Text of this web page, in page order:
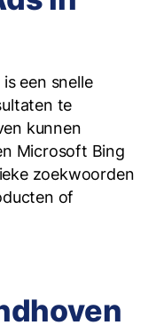
een snelle
te
kunnen
Microsoft Bing
zoekwoorden
of